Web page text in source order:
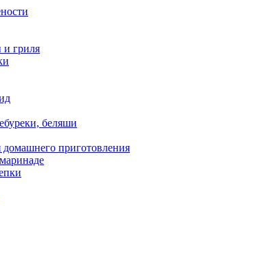
и гриля
беляши
приготовления